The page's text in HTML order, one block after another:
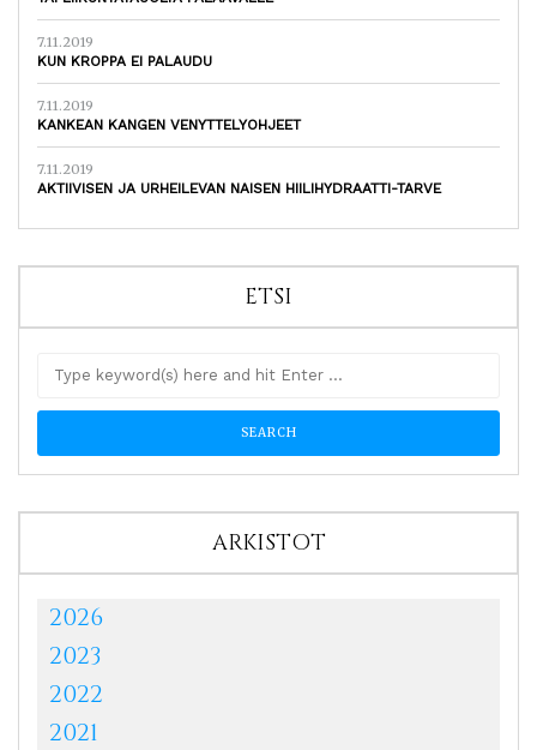
7.11.2019
KUN KROPPA EI PALAUDU
7.11.2019
KANKEAN KANGEN VENYTTELYOHJEET
7.11.2019
AKTIIVISEN JA URHEILEVAN NAISEN HIILIHYDRAATTI-TARVE
ETSI
ARKISTOT
2026
2023
2022
2021